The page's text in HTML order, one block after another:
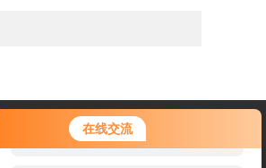
在线交流
您好！欢迎前来咨询，很高兴为您
服务，请问您要咨询什么问题呢？